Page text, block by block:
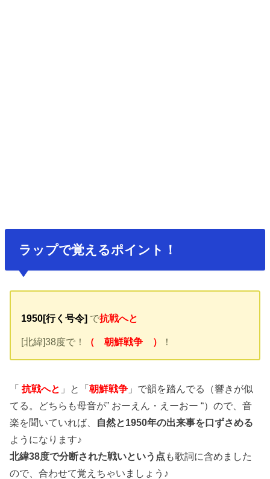
ラップで覚えるポイント！
1950[行く号令] で抗戦へと
[北緯]38度で！ （ 朝鮮戦争 ） ！
「 抗戦へと 」と「朝鮮戦争 」で韻を踏んでる（響きが似
てる。どちらも母音が” おーえん・えーおー “）ので、音
楽を聞いていれば、 自然と1950年の出来事を口ずさめる
ようになります♪
北緯38度で分断された戦いという点 も歌詞に含めました
ので、合わせて覚えちゃいましょう♪